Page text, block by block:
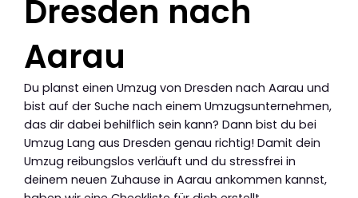
Dresden nach
Aarau
Du planst einen Umzug von Dresden nach Aarau und
bist auf der Suche nach einem Umzugsunternehmen,
das dir dabei behilflich sein kann? Dann bist du bei
Umzug Lang aus Dresden genau richtig! Damit dein
Umzug reibungslos verläuft und du stressfrei in
deinem neuen Zuhause in Aarau ankommen kannst,